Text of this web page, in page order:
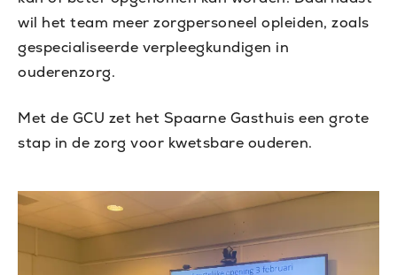
wil het team meer zorgpersoneel opleiden, zoals
gespecialiseerde verpleegkundigen in
ouderenzorg.
Met de GCU zet het Spaarne Gasthuis een grote
stap in de zorg voor kwetsbare ouderen.